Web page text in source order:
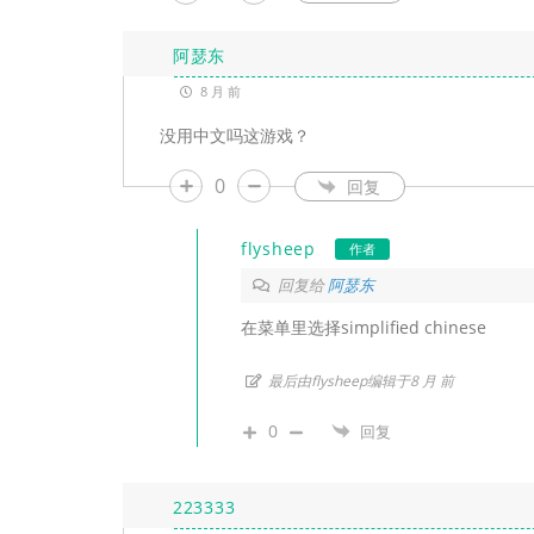
阿瑟东
8 月 前
没用中文吗这游戏？
0 回复
flysheep 作者
回复给阿瑟东
在菜单里选择simplified chinese
最后由flysheep编辑于8 月 前
0 回复
223333